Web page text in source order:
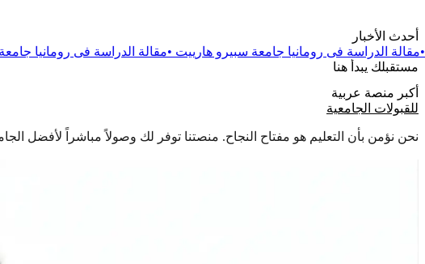
أحدث الأخبار
جامعة سبيرو هارييت •مقالة الدراسة فى رومانيا جامعة دانوبيوس الدولية
مستقبلك يبدأ هنا
أكبر منصة عربية
للقبولات الجامعية
نحن نؤمن بأن التعليم هو مفتاح النجاح. منصتنا توفر لك وصولاً مباشراً لأفضل